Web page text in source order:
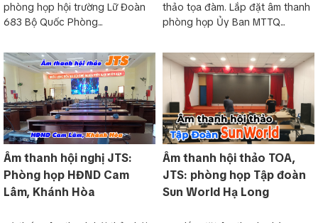
phòng họp hội trường Lữ Đoàn
683 Bộ Quốc Phòng...
thảo tọa đàm. Lắp đặt âm thanh
phòng họp Ủy Ban MTTQ...
Âm thanh hội nghị JTS:
Phòng họp HĐND Cam
Lâm, Khánh Hòa
Âm thanh hội thảo TOA,
JTS: phòng họp Tập đoàn
Sun World Hạ Long